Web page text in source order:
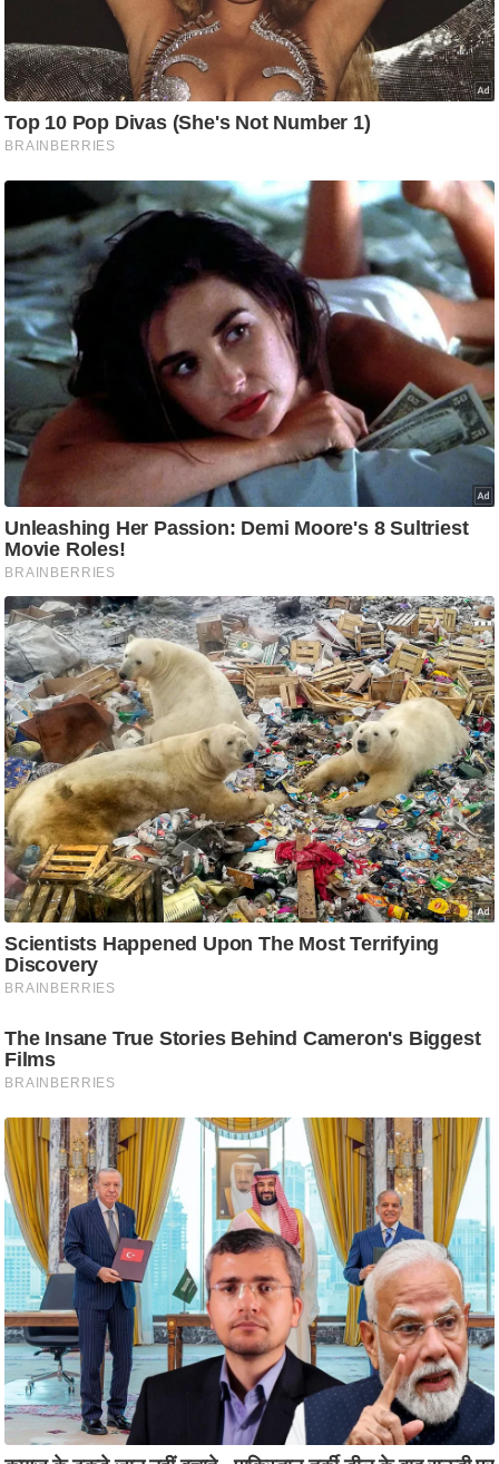
N
e
w
s
फ
स्टा
इ
ल
टे
क्नॉ
जी
ब्यू
/
फै
श
न
घ
रे
लू
नु
स्खे
प
र्य
ट
न
स्थ
ल
फि
ट
ने
स
मं
त्रा
रि
ले
श
न
शि
प
रा
ज
नी
ति
वि